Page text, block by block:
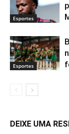
Esportes
Esportes
DEIXE UMA